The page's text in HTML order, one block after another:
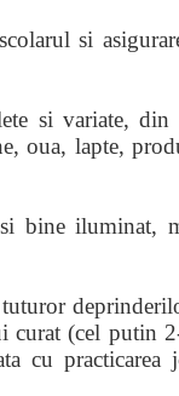
si
si variate,
oua, lapte,
bine iluminat,
curat (cel putin
cu